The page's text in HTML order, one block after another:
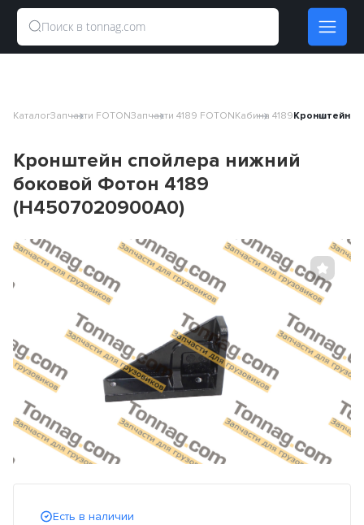
КаталогЗапчасти FOTONЗапчасти 4189 FOTONКабина 4189Кронштейн
Кронштейн спойлера нижний
боковой Фотон 4189
(H4507020900A0)
Есть в наличии